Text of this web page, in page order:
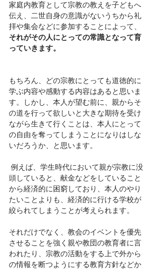
家庭内教育として宗教の教えを子どもへ
伝え、二世自身の意識がないうちから礼
拝や集会などに参加することによって、
それがその人にとっての常識となって育
っていきます。
もちろん、どの宗教にとっても道徳的に
学ぶ内容や感動する内容はあると思いま
す。しかし、本人が望む前に、親からそ
の道を行って欲しいと大きな期待を受け
ながら生きて行くことは、本人にとって
の自由を奪ってしまうことになりはしな
いだろうか、と思います。
頭していると、 献金などをしていること
から経済的に困窮しており
、本人のやり
たいことよりも、経済的に行ける学校が
絞られてしまうことが考えられます。
それだけでなく、教会のイベントを優先
させることを強く親や教団の教育者に言
われたり、宗教の活動をする上で外から
の情報を断つようにする教育方針などか